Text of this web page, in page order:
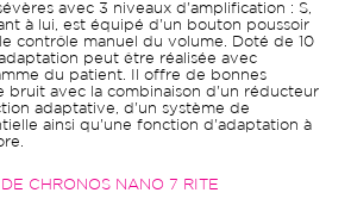
avec 3 niveaux d'amplification : S,
à lui, est équipé d'un bouton poussoir
contrôle manuel du volume. Doté de 10
peut être réalisée avec
du patient. Il offre de bonnes
bruit avec la combinaison d'un réducteur
adaptative, d'un système de
ainsi qu'une fonction d'adaptation à
CHRONOS NANO 7 RITE